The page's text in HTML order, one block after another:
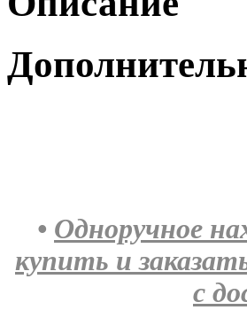
• Одноручное
купить и
с